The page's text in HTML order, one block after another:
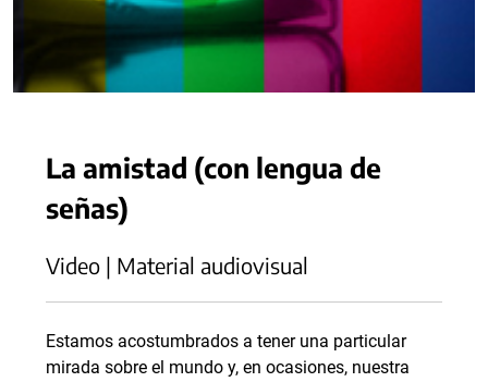
La amistad (con lengua de
señas)
Video | Material audiovisual
Estamos acostumbrados a tener una particular
mirada sobre el mundo y, en ocasiones, nuestra